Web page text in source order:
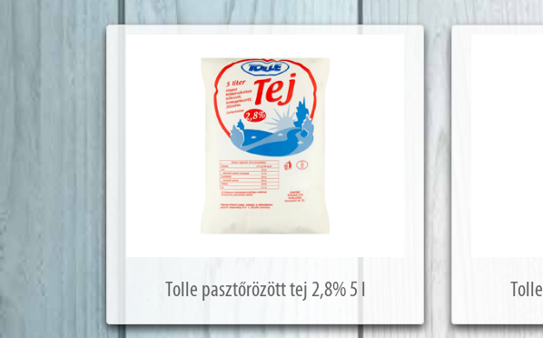
Tolle pasztőrözött tej 2,8% 5 l